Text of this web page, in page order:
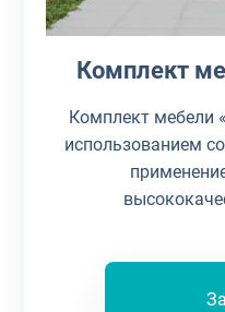
Комплект
Комплект мебели
использованием